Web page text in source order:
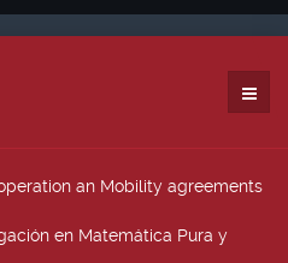
an Mobility agreements
en Matemática Pura y